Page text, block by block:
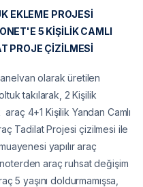
EKLEME PROJESİ
5 KİŞİLİK CAMLI
PROJE ÇİZİLMESİ
olarak üretilen
takılarak, 2 Kişilik
4+1 Kişilik Yandan Camlı
Tadilat Projesi çizilmesi ile
yapılır araç
araç ruhsat değişim
5 yaşını doldurmamışsa,